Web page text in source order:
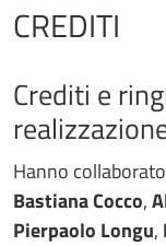
CREDITI
Crediti e
Hanno
Bastiana Cocco,
Pierpaolo Longu,